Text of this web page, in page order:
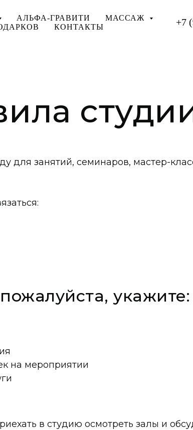
АЛЬФА-ГРАВИТИ
МАССАЖ
КОНТАКТЫ +7
для занятий, семинаров, мастер-
укажите:
на мероприятии
в студию осмотреть залы и